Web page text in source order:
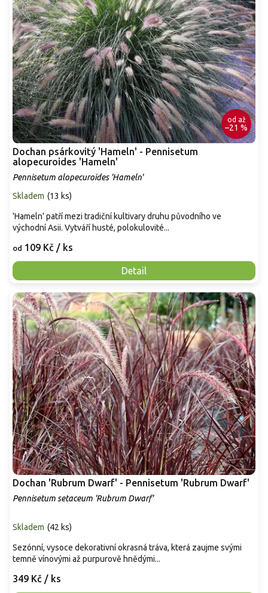
od až
–21 %
Dochan psárkovitý 'Hameln' - Pennisetum
alopecuroides 'Hameln'
Pennisetum alopecuroides 'Hameln'
Skladem (13 ks)
od 109 Kč / ks
Detail
'Hameln' patří mezi tradiční kultivary druhu původního ve
východní Asii. Vytváří husté, polokulovité...
Dochan 'Rubrum Dwarf' - Pennisetum 'Rubrum Dwarf'
Pennisetum setaceum 'Rubrum Dwarf'
Skladem (42 ks)
349 Kč / ks
Sezónní, vysoce dekorativní okrasná tráva, která zaujme svými
temně vínovými až purpurově hnědými...